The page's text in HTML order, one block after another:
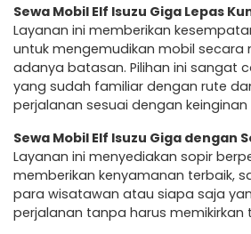
Sewa Mobil Elf Isuzu Giga Lepas
Layanan ini memberikan
untuk mengemudikan mobil secara
adanya batasan. Pilihan ini sangat
yang sudah familiar dengan rute
perjalanan sesuai dengan keinginan
Sewa Mobil Elf Isuzu Giga dengan
Layanan ini menyediakan sopir
memberikan kenyamanan terbaik,
para wisatawan atau siapa saja
perjalanan tanpa harus